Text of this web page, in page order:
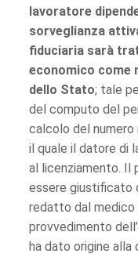
lavoratore
sorveglianza
fiduciaria sarà
economico come
dello Stato; tale
del computo del
calcolo del numero
il quale il datore di
al licenziamento. Il
essere giustificato
redatto dal
provvedimento
ha dato origine alla